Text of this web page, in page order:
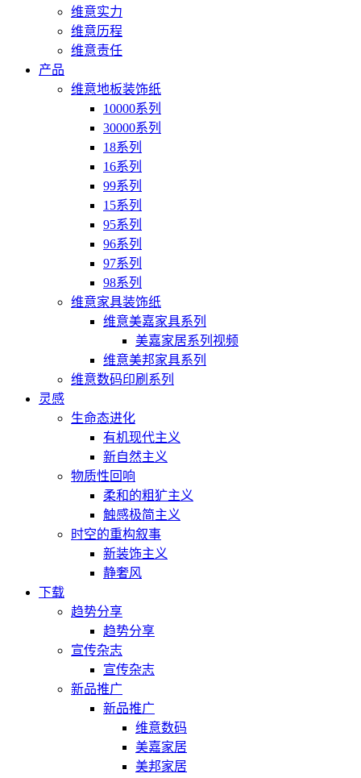
维意实力
维意历程
维意责任
产品
维意地板装饰纸
10000系列
30000系列
18系列
16系列
99系列
15系列
95系列
96系列
97系列
98系列
维意家具装饰纸
维意美嘉家具系列
美嘉家居系列视频
维意美邦家具系列
维意数码印刷系列
灵感
生命态进化
有机现代主义
新自然主义
物质性回响
柔和的粗犷主义
触感极简主义
时空的重构叙事
新装饰主义
静奢风
下载
趋势分享
趋势分享
宣传杂志
宣传杂志
新品推广
新品推广
维意数码
美嘉家居
美邦家居